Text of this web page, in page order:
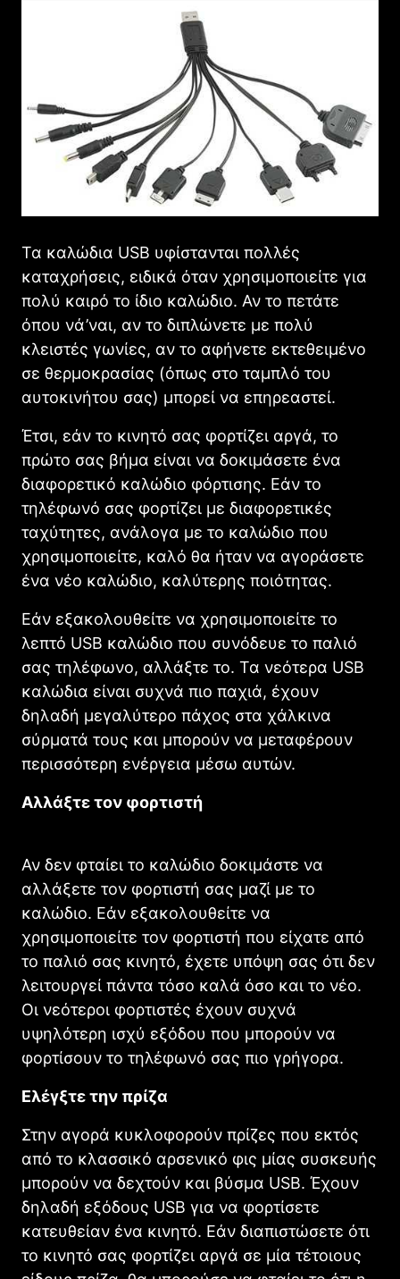
Τα καλώδια USB υφίστανται πολλές
καταχρήσεις, ειδικά όταν χρησιμοποιείτε για
πολύ καιρό το ίδιο καλώδιο. Αν το πετάτε
όπου νά’ναι, αν το διπλώνετε με πολύ
κλειστές γωνίες, αν το αφήνετε εκτεθειμένο
σε θερμοκρασίας (όπως στο ταμπλό του
αυτοκινήτου σας) μπορεί να επηρεαστεί.
Έτσι, εάν το κινητό σας φορτίζει αργά, το
πρώτο σας βήμα είναι να δοκιμάσετε ένα
διαφορετικό καλώδιο φόρτισης. Εάν το
τηλέφωνό σας φορτίζει με διαφορετικές
ταχύτητες, ανάλογα με το καλώδιο που
χρησιμοποιείτε, καλό θα ήταν να αγοράσετε
ένα νέο καλώδιο, καλύτερης ποιότητας.
Εάν εξακολουθείτε να χρησιμοποιείτε το
λεπτό USB καλώδιο που συνόδευε το παλιό
σας τηλέφωνο, αλλάξτε το. Τα νεότερα USB
καλώδια είναι συχνά πιο παχιά, έχουν
δηλαδή μεγαλύτερο πάχος στα χάλκινα
σύρματά τους και μπορούν να μεταφέρουν
περισσότερη ενέργεια μέσω αυτών.
Αλλάξτε τον φορτιστή
Αν δεν φταίει το καλώδιο δοκιμάστε να
αλλάξετε τον φορτιστή σας μαζί με το
καλώδιο. Εάν εξακολουθείτε να
χρησιμοποιείτε τον φορτιστή που είχατε από
το παλιό σας κινητό, έχετε υπόψη σας ότι δεν
λειτουργεί πάντα τόσο καλά όσο και το νέο.
Οι νεότεροι φορτιστές έχουν συχνά
υψηλότερη ισχύ εξόδου που μπορούν να
φορτίσουν το τηλέφωνό σας πιο γρήγορα.
Ελέγξτε την πρίζα
Στην αγορά κυκλοφορούν πρίζες που εκτός
από το κλασσικό αρσενικό φις μίας συσκευής
μπορούν να δεχτούν και βύσμα USB. Έχουν
δηλαδή εξόδους USB για να φορτίσετε
κατευθείαν ένα κινητό. Εάν διαπιστώσετε ότι
το κινητό σας φορτίζει αργά σε μία τέτοιους